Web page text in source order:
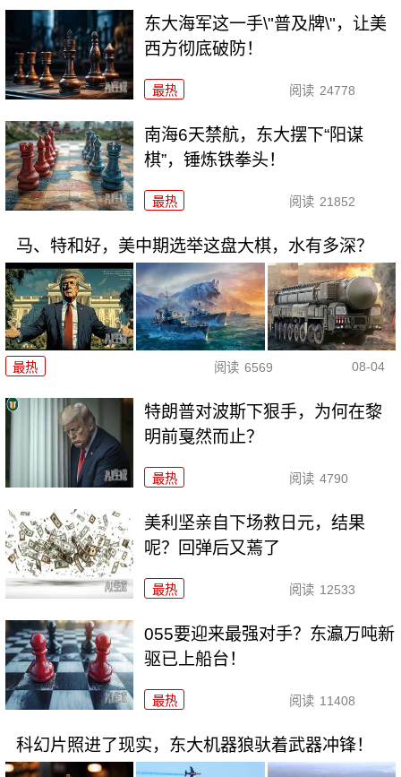
东大海军这一手\"普及牌\"，让美
西方彻底破防！
最热 阅读 24778
南海6天禁航，东大摆下“阳谋
棋”，锤炼铁拳头！
最热 阅读 21852
马、特和好，美中期选举这盘大棋，水有多深？
最热 阅读 6569 08-04
特朗普对波斯下狠手，为何在黎
明前戛然而止？
最热 阅读 4790
美利坚亲自下场救日元，结果
呢？回弹后又蔫了
最热 阅读 12533
055要迎来最强对手？东瀛万吨新
驱已上船台！
最热 阅读 11408
科幻片照进了现实，东大机器狼驮着武器冲锋！